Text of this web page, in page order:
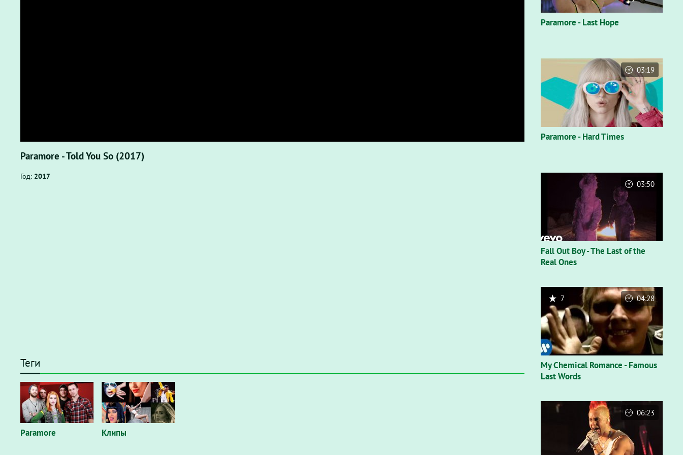
Paramore - Told You So (2017)
Год: 2017
Теги
Paramore Клипы
Paramore - Last Hope
Paramore - Hard Times
03:19
Fall Out Boy - The Last of the
Real Ones
03:50
My Chemical Romance - Famous
Last Words
7 04:28
06:23